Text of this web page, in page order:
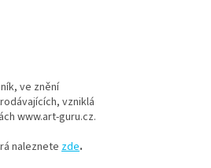
ve znění
vzniklá
www.art-guru.cz.
naleznete zde.